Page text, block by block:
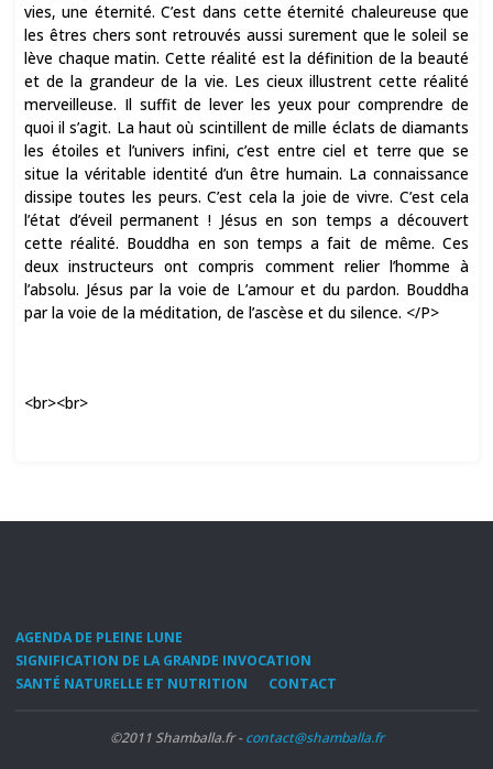
vies, une éternité. C’est dans cette éternité chaleureuse que
les êtres chers sont retrouvés aussi surement que le soleil se
lève chaque matin. Cette réalité est la définition de la beauté
et de la grandeur de la vie. Les cieux illustrent cette réalité
merveilleuse. Il suffit de lever les yeux pour comprendre de
quoi il s’agit. La haut où scintillent de mille éclats de diamants
les étoiles et l’univers infini, c’est entre ciel et terre que se
situe la véritable identité d’un être humain. La connaissance
dissipe toutes les peurs. C’est cela la joie de vivre. C’est cela
l’état d’éveil permanent ! Jésus en son temps a découvert
cette réalité. Bouddha en son temps a fait de même. Ces
deux instructeurs ont compris comment relier l’homme à
l’absolu. Jésus par la voie de L’amour et du pardon. Bouddha
par la voie de la méditation, de l’ascèse et du silence. </P>
<br><br>
AGENDA DE PLEINE LUNE
SIGNIFICATION DE LA GRANDE INVOCATION
SANTÉ NATURELLE ET NUTRITION
CONTACT
©2011 Shamballa.fr -contact@shamballa.fr